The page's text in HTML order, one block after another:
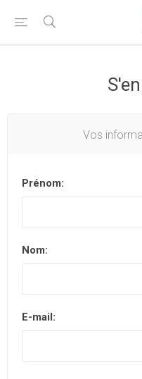
Vos
Prénom:
Nom:
E-mail: